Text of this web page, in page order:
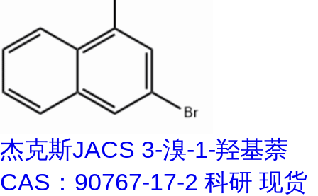
杰克斯JACS 3-溴-1-羟基萘
CAS：90767-17-2 科研 现货